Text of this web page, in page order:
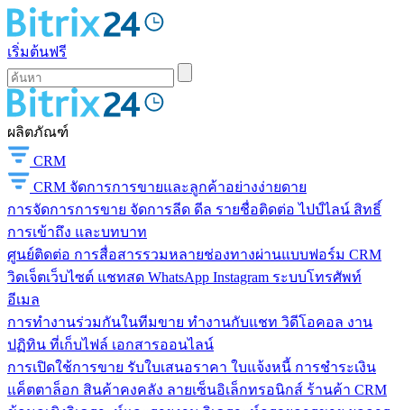
เริ่มต้นฟรี
ผลิตภัณฑ์
CRM
CRM จัดการการขายและลูกค้าอย่างง่ายดาย
การจัดการการขาย จัดการลีด ดีล รายชื่อติดต่อ ไปป์ไลน์ สิทธิ์
การเข้าถึง และบทบาท
ศูนย์ติดต่อ การสื่อสารรวมหลายช่องทางผ่านแบบฟอร์ม CRM
วิดเจ็ตเว็บไซต์ แชทสด WhatsApp Instagram ระบบโทรศัพท์
อีเมล
การทำงานร่วมกันในทีมขาย ทำงานกับแชท วิดีโอคอล งาน
ปฏิทิน ที่เก็บไฟล์ เอกสารออนไลน์
การเปิดใช้การขาย รับใบเสนอราคา ใบแจ้งหนี้ การชำระเงิน
แค็ตตาล็อก สินค้าคงคลัง ลายเซ็นอิเล็กทรอนิกส์ ร้านค้า CRM